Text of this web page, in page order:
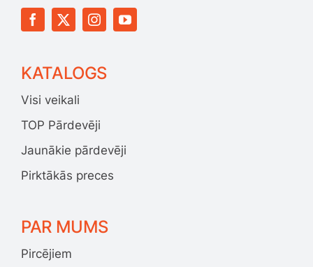
KATALOGS
Visi veikali
TOP Pārdevēji
Jaunākie pārdevēji
Pirktākās preces
PAR MUMS
Pircējiem